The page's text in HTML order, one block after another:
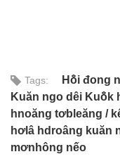
Tags:
Hô̆i đong
Kuăn ngo dêi Kuô̆k
hnoăng tơbleăng
hơlâ hdroâng kuăn
mơnhông nếo